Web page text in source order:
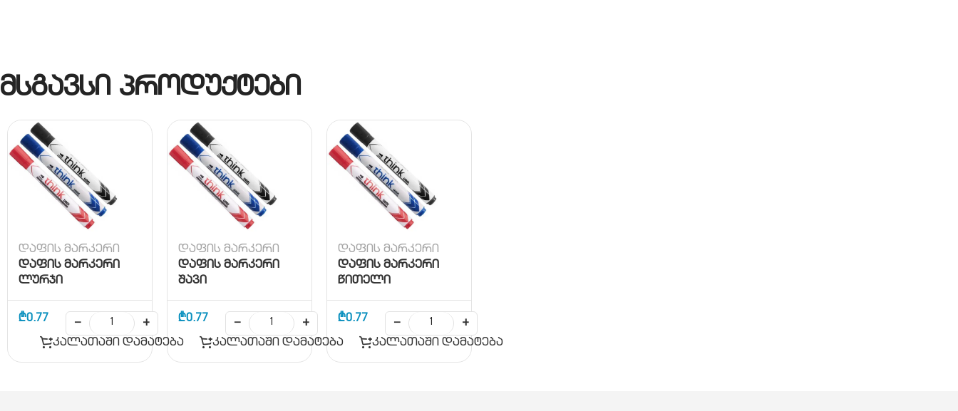
მსგავსი პროდუქტები
დაფის მარკერი
დაფის მარკერი
ლურჯი
₾0.77 −
+
კალათაში დამატება
დაფის მარკერი
დაფის მარკერი
შავი
₾0.77 −
+
კალათაში დამატება
დაფის მარკერი
დაფის მარკერი
წითელი
₾0.77 −
+
კალათაში დამატება